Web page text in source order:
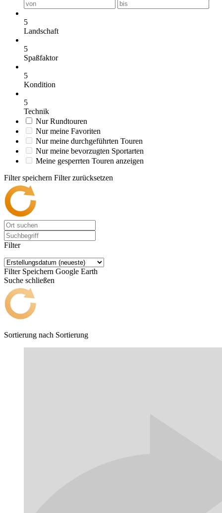
5
Landschaft
5
Spaßfaktor
5
Kondition
5
Technik
Nur Rundtouren
Nur meine Favoriten
Nur meine durchgeführten Touren
Nur meine bevorzugten Sportarten
Meine gesperrten Touren anzeigen
Filter speichern Filter zurücksetzen
Filter
Filter Speichern Google Earth
Suche schließen
Sortierung nach Sortierung